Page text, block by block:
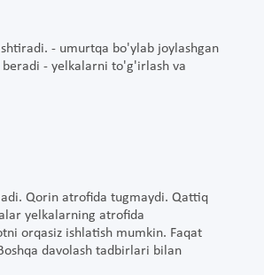
- umurtqa bo'ylab joylashgan
- yelkalarni to'g'irlash va
Qorin atrofida tugmaydi. Qattiq
yelkalarning atrofida
orqasiz ishlatish mumkin. Faqat
davolash tadbirlari bilan